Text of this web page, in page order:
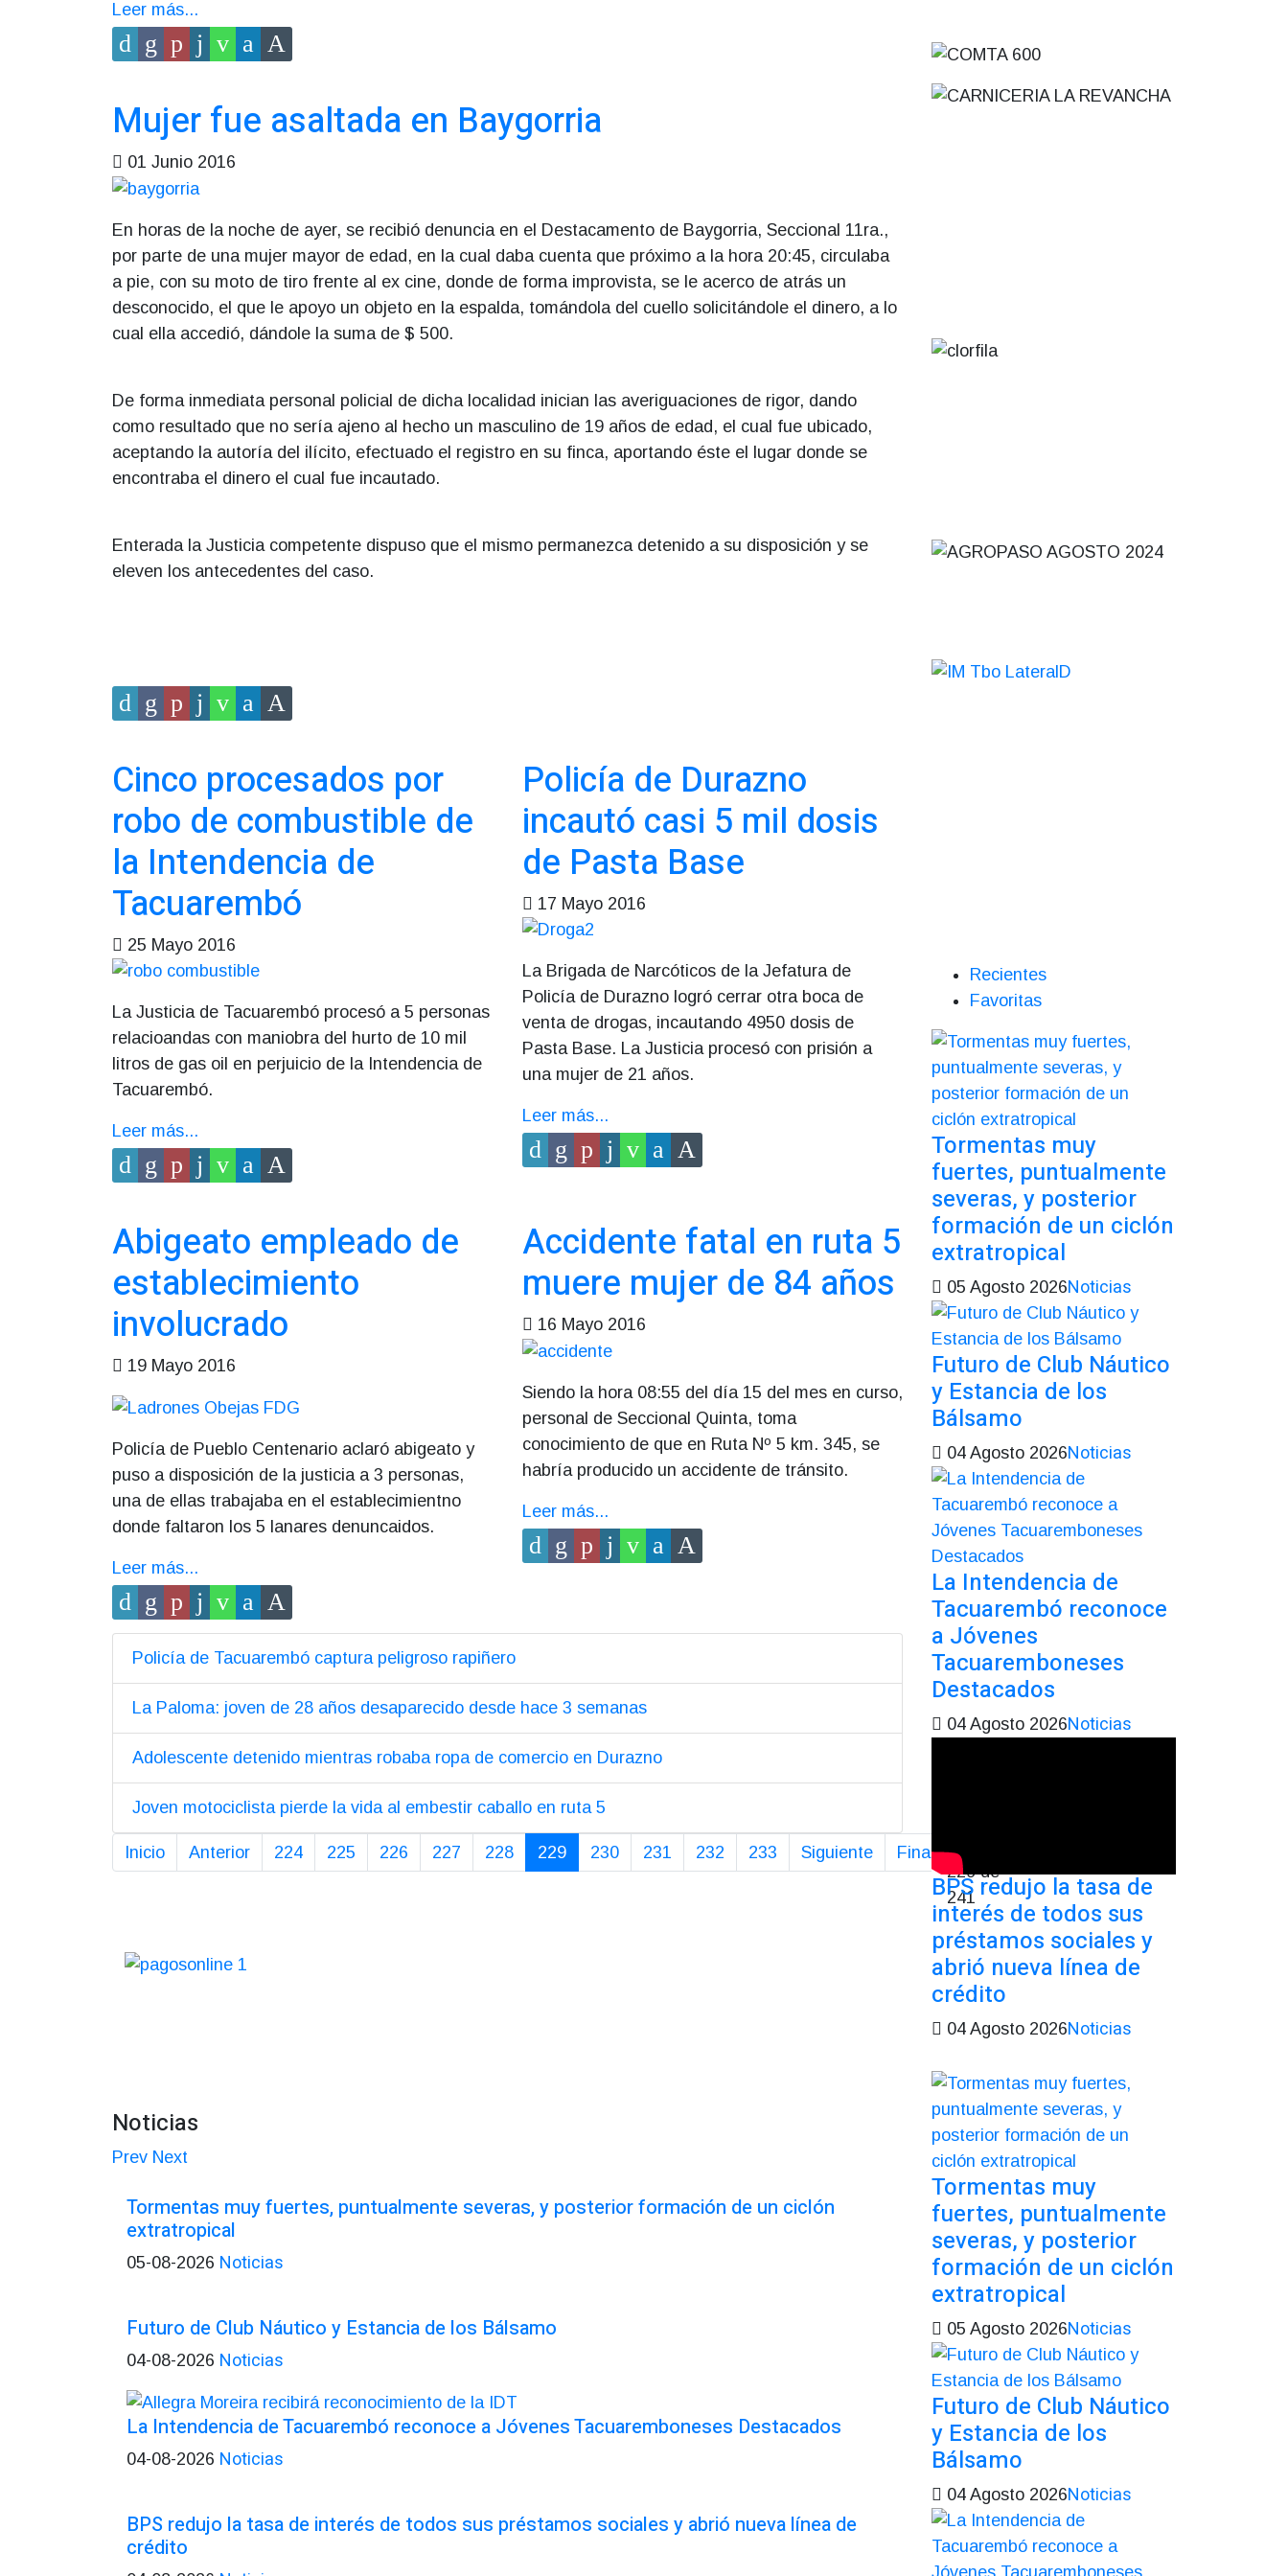
Leer más...
Mujer fue asaltada en Baygorria
01 Junio 2016
En horas de la noche de ayer, se recibió denuncia en el Destacamento de Baygorria, Seccional 11ra.,
por parte de una mujer mayor de edad, en la cual daba cuenta que próximo a la hora 20:45, circulaba
a pie, con su moto de tiro frente al ex cine, donde de forma improvista, se le acerco de atrás un
desconocido, el que le apoyo un objeto en la espalda, tomándola del cuello solicitándole el dinero, a lo
cual ella accedió, dándole la suma de $ 500.
De forma inmediata personal policial de dicha localidad inician las averiguaciones de rigor, dando
como resultado que no sería ajeno al hecho un masculino de 19 años de edad, el cual fue ubicado,
aceptando la autoría del ilícito, efectuado el registro en su finca, aportando éste el lugar donde se
encontraba el dinero el cual fue incautado.
Enterada la Justicia competente dispuso que el mismo permanezca detenido a su disposición y se
eleven los antecedentes del caso.
Cinco procesados por
robo de combustible de
la Intendencia de
Tacuarembó
25 Mayo 2016
La Justicia de Tacuarembó procesó a 5 personas
relacioandas con maniobra del hurto de 10 mil
litros de gas oil en perjuicio de la Intendencia de
Tacuarembó.
Leer más...
Policía de Durazno
incautó casi 5 mil dosis
de Pasta Base
17 Mayo 2016
La Brigada de Narcóticos de la Jefatura de
Policía de Durazno logró cerrar otra boca de
venta de drogas, incautando 4950 dosis de
Pasta Base. La Justicia procesó con prisión a
una mujer de 21 años.
Leer más...
Abigeato empleado de
establecimiento
involucrado
19 Mayo 2016
Policía de Pueblo Centenario aclaró abigeato y
puso a disposición de la justicia a 3 personas,
una de ellas trabajaba en el establecimientno
donde faltaron los 5 lanares denuncaidos.
Leer más...
Accidente fatal en ruta 5
muere mujer de 84 años
16 Mayo 2016
Siendo la hora 08:55 del día 15 del mes en curso,
personal de Seccional Quinta, toma
conocimiento de que en Ruta Nº 5 km. 345, se
habría producido un accidente de tránsito.
Leer más...
Policía de Tacuarembó captura peligroso rapiñero
La Paloma: joven de 28 años desaparecido desde hace 3 semanas
Adolescente detenido mientras robaba ropa de comercio en Durazno
Joven motociclista pierde la vida al embestir caballo en ruta 5
Inicio Anterior 224 225 226 227 228 229 230 231 232 233 Siguiente Final
229 de
241
Noticias
Prev Next
Tormentas muy fuertes, puntualmente severas, y posterior formación de un ciclón
extratropical
05-08-2026 Noticias
Futuro de Club Náutico y Estancia de los Bálsamo
04-08-2026 Noticias
La Intendencia de Tacuarembó reconoce a Jóvenes Tacuaremboneses Destacados
04-08-2026 Noticias
BPS redujo la tasa de interés de todos sus préstamos sociales y abrió nueva línea de
crédito
Recientes
Favoritas
Tormentas muy
fuertes, puntualmente
severas, y posterior
formación de un ciclón
extratropical
05 Agosto 2026Noticias
Futuro de Club Náutico
y Estancia de los
Bálsamo
04 Agosto 2026Noticias
La Intendencia de
Tacuarembó reconoce
a Jóvenes
Tacuaremboneses
Destacados
04 Agosto 2026Noticias
BPS redujo la tasa de
interés de todos sus
préstamos sociales y
abrió nueva línea de
crédito
04 Agosto 2026Noticias
Tormentas muy
fuertes, puntualmente
severas, y posterior
formación de un ciclón
extratropical
05 Agosto 2026Noticias
Futuro de Club Náutico
y Estancia de los
Bálsamo
04 Agosto 2026Noticias